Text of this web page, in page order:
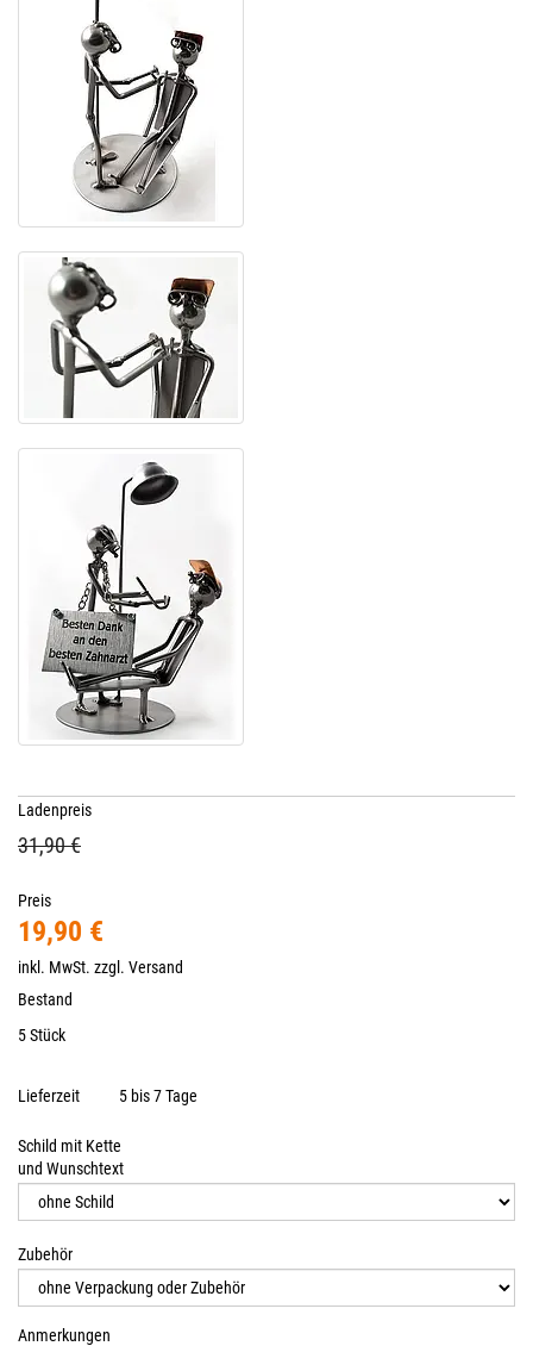
Ladenpreis
31,90 €
Preis
19,90 €
inkl. MwSt. zzgl. Versand
Bestand
5 Stück
Lieferzeit 5 bis 7 Tage
Schild mit Kette
und Wunschtext
Zubehör
Anmerkungen